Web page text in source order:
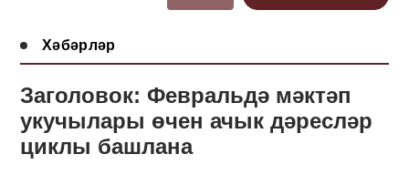
Хәбәрләр
Заголовок: Февральдә мәктәп
укучылары өчен ачык дәресләр
циклы башлана